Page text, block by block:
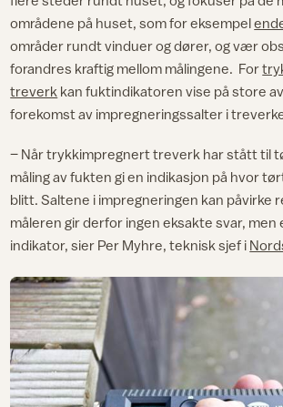
områdene på huset, som for eksempel
områder rundt vinduer og dører, og vær
forandres kraftig mellom målingene. For
treverk kan fuktindikatoren vise på store
forekomst av impregneringssalter i
– Når trykkimpregnert treverk har stått til
måling av fukten gi en indikasjon på hvor
blitt. Saltene i impregneringen kan påvirke
måleren gir derfor ingen eksakte svar, men
indikator, sier Per Myhre, teknisk sjef i